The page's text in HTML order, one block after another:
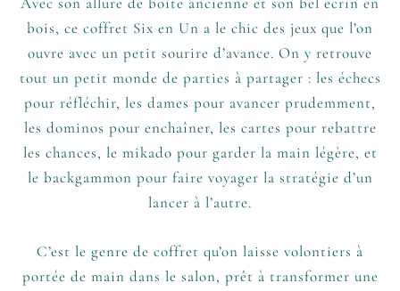
bois, ce coffret Six en Un a le chic des jeux que l’on
ouvre avec un petit sourire d’avance. On y retrouve
tout un petit monde de parties à partager : les échecs
pour réfléchir, les dames pour avancer prudemment,
les dominos pour enchaîner, les cartes pour rebattre
les chances, le mikado pour garder la main légère, et
le backgammon pour faire voyager la stratégie d’un
lancer à l’autre.
C’est le genre de coffret qu’on laisse volontiers à
portée de main dans le salon, prêt à transformer une